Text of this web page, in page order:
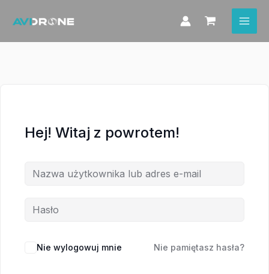
Hej! Witaj z powrotem!
Nie wylogowuj mnie Nie pamiętasz hasła?